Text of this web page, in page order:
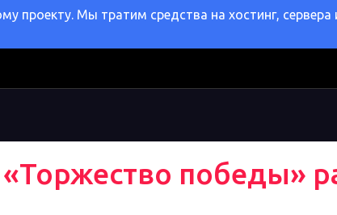
проекту. Мы тратим средства на хостинг,
победы»